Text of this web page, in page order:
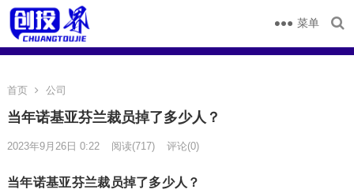
菜单
首页 公司
当年诺基亚芬兰裁员掉了多少人？
2023年9月26日 0:22 阅读(717) 评论(0)
当年诺基亚芬兰裁员掉了多少人？